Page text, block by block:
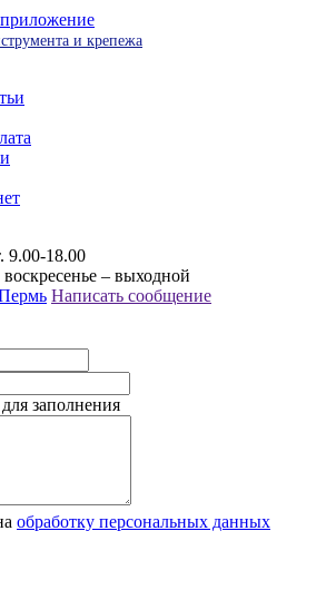
и крепежа
9.00-18.00
– выходной
Написать сообщение
заполнения
обработку персональных данных